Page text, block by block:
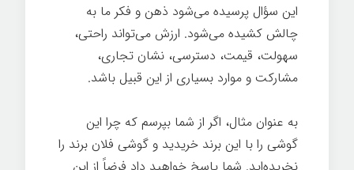
این سؤال پرسیده می‌شود ذهن و فکر ما به
چالش کشیده می‌شود. ارزش می‌تواند راحتی،
سهولت، قیمت، دسترسی، نشان تجاری،
مشارکت و موارد بسیاری از این قبیل باشد.
به عنوان مثال، اگر از شما بپرسم که چرا این
گوشی را با این برند خریدید و گوشی فلان برند را